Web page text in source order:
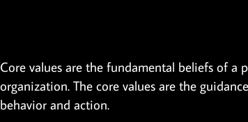
Core values are the fundamental beliefs of a
organization. The core values are the
behavior and action.